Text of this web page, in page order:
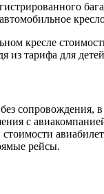
кресле
из тарифа для
сопровождения,
с
рейсы.